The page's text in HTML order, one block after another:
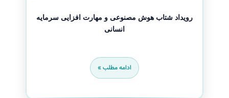
رویداد شتاب هوش مصنوعی و مهارت افزایی سرمایه
انسانی
ادامه مطلب »